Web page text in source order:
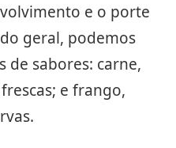
e o porte
geral, podemos
de sabores: carne,
e frango,